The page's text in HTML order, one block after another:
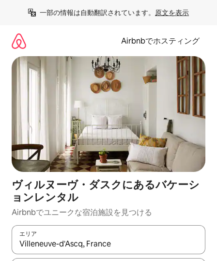
一部の情報は自動翻訳されています。 原文を表示
Airbnbでホスティング
ヴィルヌーヴ・ダスクにあるバケーシ
ョンレンタル
Airbnbでユニークな宿泊施設を見つける
エリア
検索結果が表示されたら、上下の矢印キーを使って移動するか